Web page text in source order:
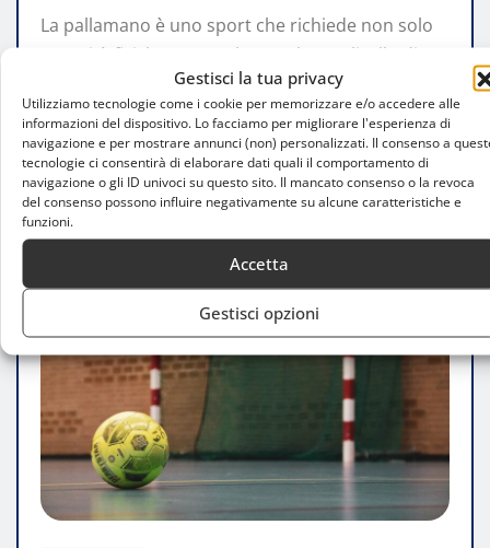
Gestisci la tua privacy
Utilizziamo tecnologie come i cookie per memorizzare e/o accedere alle
informazioni del dispositivo. Lo facciamo per migliorare l'esperienza di
navigazione e per mostrare annunci (non) personalizzati. Il consenso a
tecnologie ci consentirà di elaborare dati quali il comportamento di
navigazione o gli ID univoci su questo sito. Il mancato consenso o la revoca
del consenso possono influire negativamente su alcune caratteristiche e
funzioni.
Accetta
Gestisci opzioni
La pallamano è uno sport che richiede non solo
capacità fisiche, ma anche un elevato livello di
strategia e coordinazione.…
LEGGI TUTTO